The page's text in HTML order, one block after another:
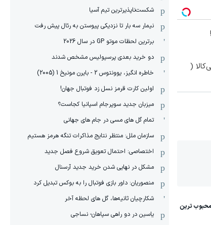
(
شکست‌ناپذیرترین تیم آسیا
نیمار سه بار تا نزدیکی پیوستن به رئال پیش رفت
برترین لحظات موتو GP در سال 2026
دو خرید بعدی پرسپولیس مشخص شدند
خاطره انگیز، یوونتوس 2 - بایرن مونیخ 1 (2005)
اولین کارت قرمز نسل زد فوتبال جهان!
میزبان جدید سوپرجام اسپانیا کجاست؟
تمام گل های مسی در جام های جهانی
سازمان ملل: منتظر نتایج مذاکرات تنگه هرمز هستیم
اختصاصی: احتمال تعویق شروع فصل جدید
مشکل در نهایی شدن خرید جدید آرسنال
منصوریان: داور بازی فوتبال را به بوکس تبدیل کرد
شکارچیان ثانیه‌ها، گل های لحظه آخر
یاسین در دو راهی سپاهان- نساجی